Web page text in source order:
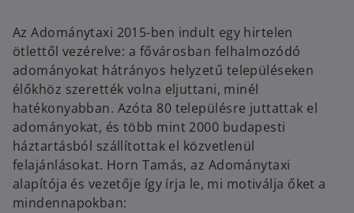
Az Adománytaxi 2015-ben indult egy hirtelen
ötlettől vezérelve: a fővárosban felhalmozódó
adományokat hátrányos helyzetű településeken
élőkhöz szerették volna eljuttani, minél
hatékonyabban. Azóta 80 településre juttattak el
adományokat, és több mint 2000 budapesti
háztartásból szállítottak el közvetlenül
felajánlásokat. Horn Tamás, az Adománytaxi
alapítója és vezetője így írja le, mi motiválja őket a
mindennapokban: